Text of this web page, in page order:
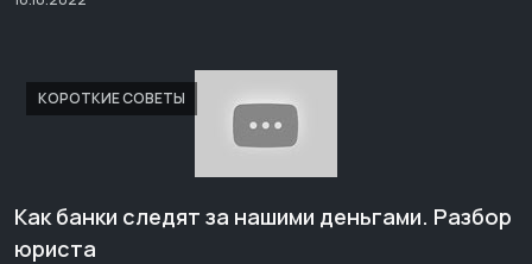
КОРОТКИЕ СОВЕТЫ
Как банки следят за нашими деньгами. Разбор
юриста